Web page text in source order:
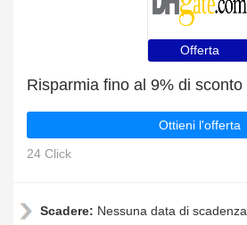
Offerta
Ottieni l'offerta
24 Click
Scadere: Nessuna data di scadenza